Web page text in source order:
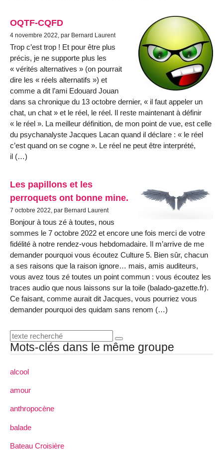
OQTF-CQFD
4 novembre 2022, par Bernard Laurent
Trop c’est trop ! Et pour être plus
précis, je ne supporte plus les
« vérités alternatives » (on pourrait
dire les « réels alternatifs ») et
comme a dit l’ami Edouard Jouan
dans sa chronique du 13 octobre dernier, « il faut appeler un
chat, un chat » et le réel, le réel. Il reste maintenant à définir
« le réel ». La meilleur définition, de mon point de vue, est celle
du psychanalyste Jacques Lacan quand il déclare : « le réel
c’est quand on se cogne ». Le réel ne peut être interprété,
il (…)
Les papillons et les
perroquets ont bonne mine.
7 octobre 2022, par Bernard Laurent
Bonjour à tous zé à toutes, nous
sommes le 7 octobre 2022 et encore une fois merci de votre
fidélité à notre rendez-vous hebdomadaire. Il m’arrive de me
demander pourquoi vous écoutez Culture 5. Bien sûr, chacun
a ses raisons que la raison ignore… mais, amis auditeurs,
vous avez tous zé toutes un point commun : vous écoutez les
traces audio que nous laissons sur la toile (balado-gazette.fr).
Ce faisant, comme aurait dit Jacques, vous pourriez vous
demander pourquoi des quidam sans renom (…)
Mots-clés dans le même groupe
alcool
amour
anthropocène
balade
Bateau Croisière